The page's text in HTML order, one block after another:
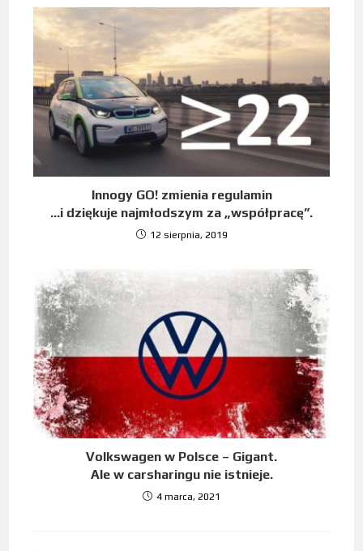
Innogy GO! zmienia regulamin
…i dziękuje najmłodszym za „współpracę”.
12 sierpnia, 2019
Volkswagen w Polsce – Gigant.
Ale w carsharingu nie istnieje.
4 marca, 2021